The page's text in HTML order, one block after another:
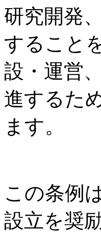
研究開発
すること
設・運営
進するた
ます。
この条例
設立を奨